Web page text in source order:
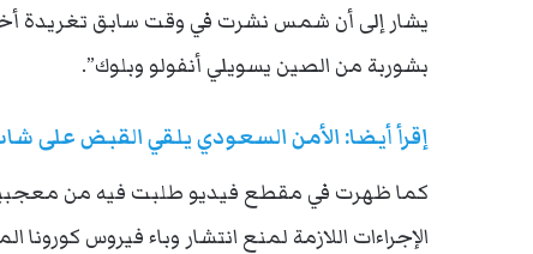
يشار إلى أن شمس نشرت في وقت سابق تغريدة
بشوربة من الصين يسويلي أنفولو وبلوك”.
إقرأ أيضا: الأمن السعودي يلقي القبض على
كما ظهرت في مقطع فيديو طلبت فيه من
الإجراءات اللازمة لمنع انتشار وباء فيروس كورونا